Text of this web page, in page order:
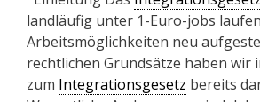
landläufig unter 1-Euro-jobs
Arbeitsmöglichkeiten neu
rechtlichen Grundsätze haben wir
zum Integrationsgesetz bereits